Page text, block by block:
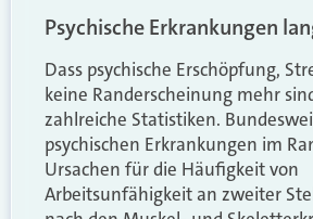
Psychische Erkrankungen
Dass psychische Erschöpfung,
keine Randerscheinung mehr
zahlreiche Statistiken.
psychischen Erkrankungen im
Ursachen für die Häufigkeit von
Arbeitsunfähigkeit an zweiter